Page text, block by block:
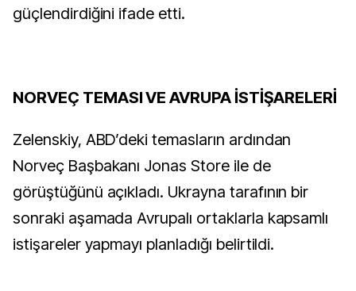
güçlendirdiğini ifade etti.
NORVEÇ TEMASI VE AVRUPA İSTİŞARELERİ
Zelenskiy, ABD’deki temasların ardından
Norveç Başbakanı Jonas Store ile de
görüştüğünü açıkladı. Ukrayna tarafının bir
sonraki aşamada Avrupalı ortaklarla kapsamlı
istişareler yapmayı planladığı belirtildi.